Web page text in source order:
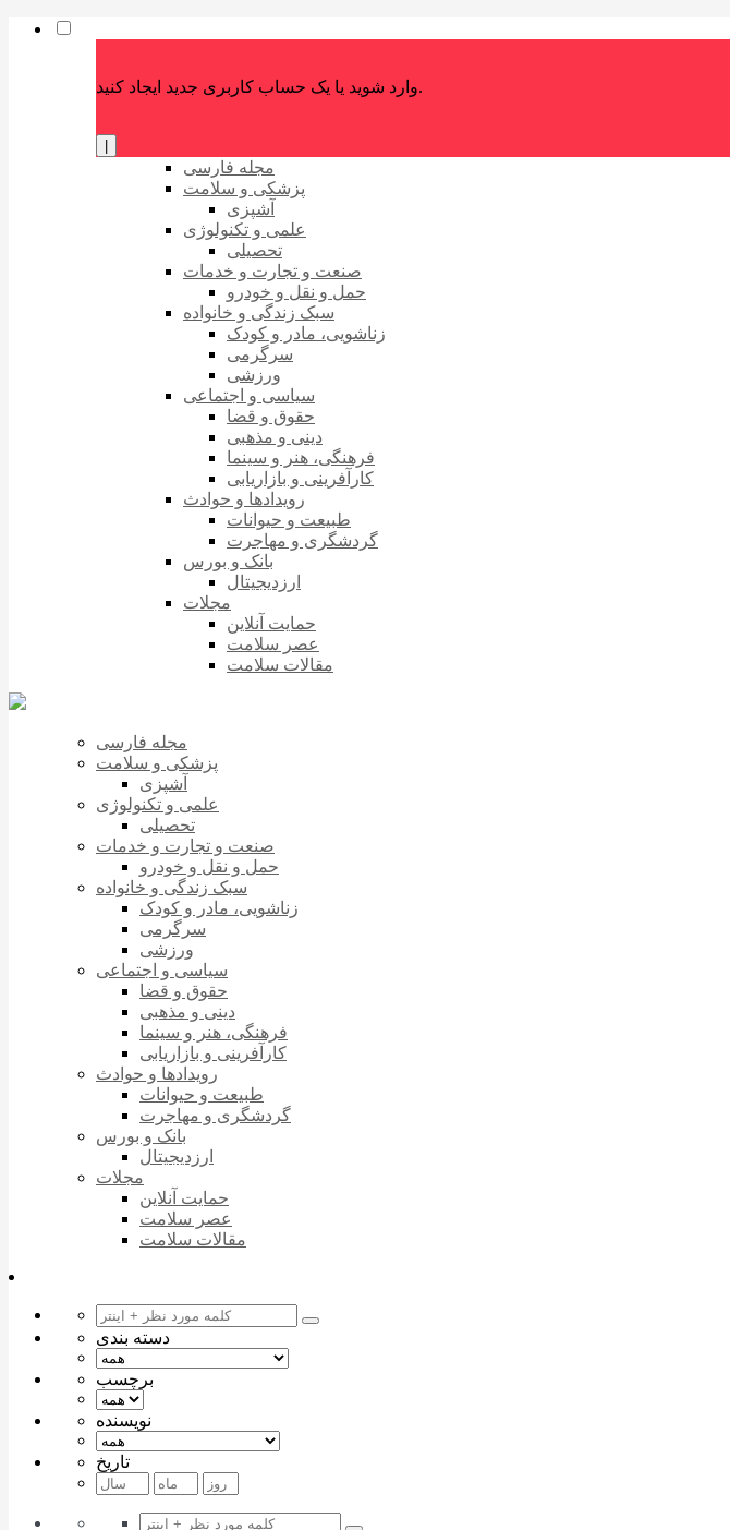
وارد شوید یا یک حساب کاربری جدید ایجاد کنید.
مجله فارسی
پزشکی و سلامت
آشپزی
علمی و تکنولوژی
تحصیلی
صنعت و تجارت و خدمات
حمل و نقل و خودرو
سبک زندگی و خانواده
زناشویی، مادر و کودک
سرگرمی
ورزشی
سیاسی و اجتماعی
حقوق و قضا
دینی و مذهبی
فرهنگی، هنر و سینما
کارآفرینی و بازاریابی
رویدادها و حوادث
طبیعت و حیوانات
گردشگری و مهاجرت
بانک و بورس
ارزدیجیتال
مجلات
حمایت آنلاین
عصر سلامت
مقالات سلامت
مجله فارسی
پزشکی و سلامت
آشپزی
علمی و تکنولوژی
تحصیلی
صنعت و تجارت و خدمات
حمل و نقل و خودرو
سبک زندگی و خانواده
زناشویی، مادر و کودک
سرگرمی
ورزشی
سیاسی و اجتماعی
حقوق و قضا
دینی و مذهبی
فرهنگی، هنر و سینما
کارآفرینی و بازاریابی
رویدادها و حوادث
طبیعت و حیوانات
گردشگری و مهاجرت
بانک و بورس
ارزدیجیتال
مجلات
حمایت آنلاین
عصر سلامت
مقالات سلامت
دسته بندی
برچسب
نویسنده
تاریخ